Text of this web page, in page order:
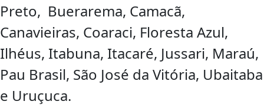
Preto, Buerarema, Camacã,
Canavieiras, Coaraci, Floresta Azul,
Ilhéus, Itabuna, Itacaré, Jussari, Maraú,
Pau Brasil, São José da Vitória, Ubaitaba
e Uruçuca.